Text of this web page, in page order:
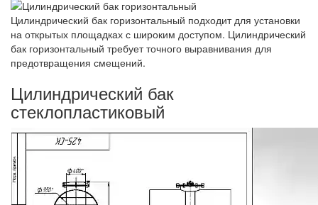
Цилиндрический бак горизонтальный подходит для установки
на открытых площадках с широким доступом. Цилиндрический
бак горизонтальный требует точного выравнивания для
предотвращения смещений.
Цилиндрический бак
стеклопластиковый